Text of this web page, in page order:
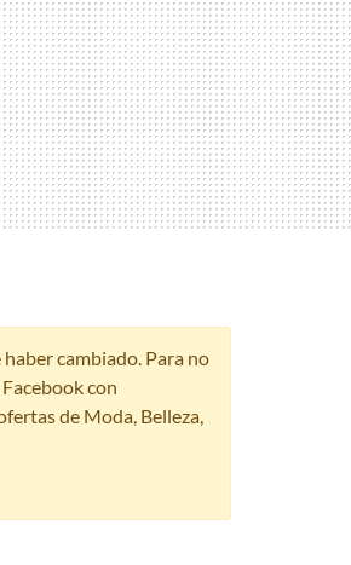
haber cambiado. Para no
con
de Moda, Belleza,